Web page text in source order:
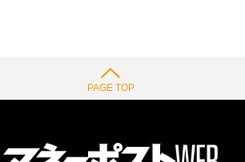
PAGE TOP